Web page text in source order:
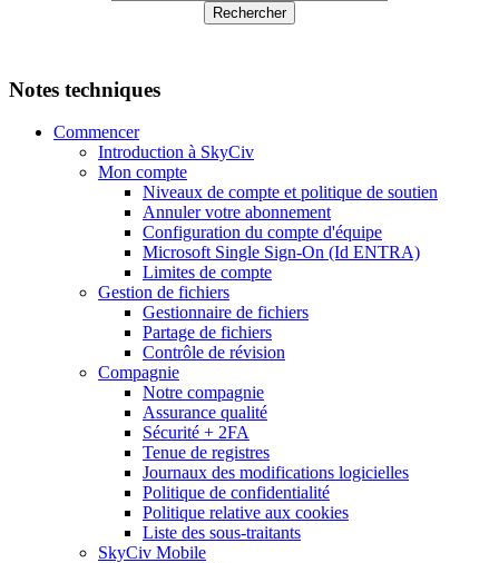
Notes techniques
Commencer
Introduction à SkyCiv
Mon compte
Niveaux de compte et politique de soutien
Annuler votre abonnement
Configuration du compte d'équipe
Microsoft Single Sign-On (Id ENTRA)
Limites de compte
Gestion de fichiers
Gestionnaire de fichiers
Partage de fichiers
Contrôle de révision
Compagnie
Notre compagnie
Assurance qualité
Sécurité + 2FA
Tenue de registres
Journaux des modifications logicielles
Politique de confidentialité
Politique relative aux cookies
Liste des sous-traitants
SkyCiv Mobile